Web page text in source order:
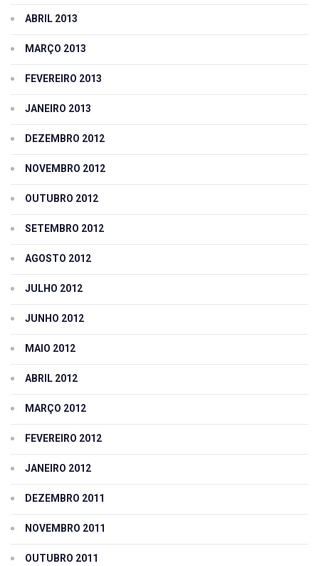
ABRIL 2013
MARÇO 2013
FEVEREIRO 2013
JANEIRO 2013
DEZEMBRO 2012
NOVEMBRO 2012
OUTUBRO 2012
SETEMBRO 2012
AGOSTO 2012
JULHO 2012
JUNHO 2012
MAIO 2012
ABRIL 2012
MARÇO 2012
FEVEREIRO 2012
JANEIRO 2012
DEZEMBRO 2011
NOVEMBRO 2011
OUTUBRO 2011